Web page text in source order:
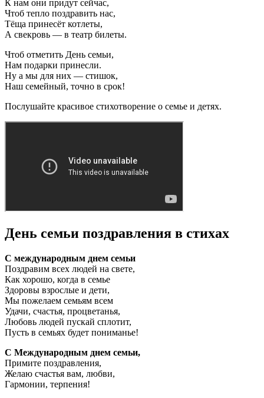
К нам они придут сейчас,
Чтоб тепло поздравить нас,
Тёща принесёт котлеты,
А свекровь — в театр билеты.
Чтоб отметить День семьи,
Нам подарки принесли.
Ну а мы для них — стишок,
Наш семейный, точно в срок!
Послушайте красивое стихотворение о семье и детях.
День семьи поздравления в стихах
С международным днем семьи
Поздравим всех людей на свете,
Как хорошо, когда в семье
Здоровы взрослые и дети,
Мы пожелаем семьям всем
Удачи, счастья, процветанья,
Любовь людей пускай сплотит,
Пусть в семьях будет пониманье!
С Международным днем семьи,
Примите поздравления,
Желаю счастья вам, любви,
Гармонии, терпения!